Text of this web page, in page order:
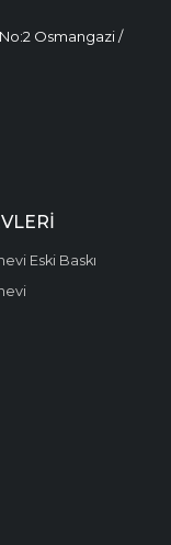
Osmangazi /
Eski Baskı